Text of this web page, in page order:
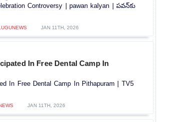
Controversy | pawan kalyan | పవన్‌కు
JAN 11TH, 2026
In Free Dental Camp In
In Free Dental Camp In Pithapuram | TV5
JAN 11TH, 2026